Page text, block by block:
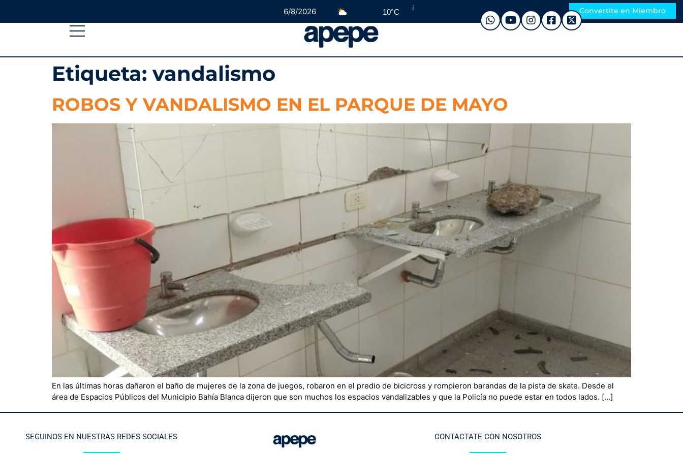
6/8/2026 10°C Convertite en Miembro
Etiqueta:vandalismo
ROBOS Y VANDALISMO EN EL PARQUE DE MAYO
En las últimas horas dañaron el baño de mujeres de la zona de juegos, robaron en el predio de bicicross y rompieron barandas de la pista de skate. Desde el
área de Espacios Públicos del Municipio Bahía Blanca dijeron que son muchos los espacios vandalizables y que la Policía no puede estar en todos lados. […]
SEGUINOS EN NUESTRAS REDES SOCIALES CONTACTATE CON NOSOTROS